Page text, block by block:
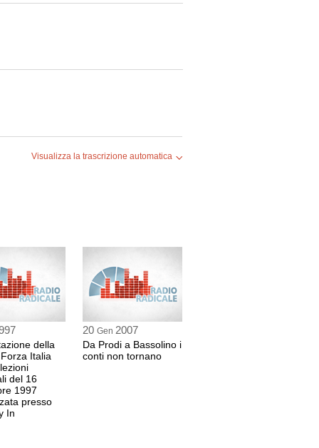
Visualizza la trascrizione automatica
della
Italia
del 16
1997
presso
In
20 Gen 2007
Da Prodi a Bassolino i
conti non tornano